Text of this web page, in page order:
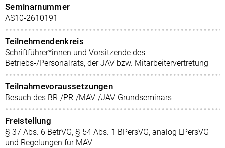
Seminarnummer
AS10-2610191
Teilnehmendenkreis
Schriftführer*innen und Vorsitzende des
Betriebs-/Personalrats, der JAV bzw. Mitarbeitervertretung
Teilnahmevoraussetzungen
Besuch des BR-/PR-/MAV-/JAV-Grundseminars
Freistellung
§ 37 Abs. 6 BetrVG, § 54 Abs. 1 BPersVG, analog LPersVG
und Regelungen für MAV